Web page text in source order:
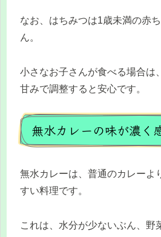
なお、はちみつは1歳未満の赤
ん。
小さなお子さんが食べる場合は
甘みで調整すると安心です。
無水カレーの味が濃く
無水カレーは、普通のカレーよ
すい料理です。
これは、水分が少ないぶん、野